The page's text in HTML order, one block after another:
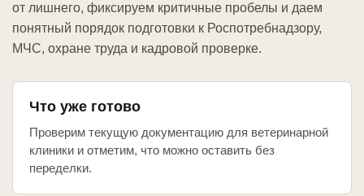
от лишнего, фиксируем критичные пробелы и даем
понятный порядок подготовки к Роспотребнадзору,
МЧС, охране труда и кадровой проверке.
Что уже готово
Проверим текущую документацию для ветеринарной
клиники и отметим, что можно оставить без
переделки.